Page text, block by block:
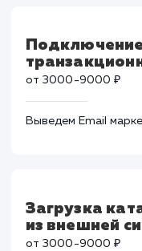
Настройка
от 3000-9000 ₽
продаж. Сделаем